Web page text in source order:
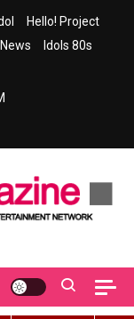
Hello! Project
Idols 80s